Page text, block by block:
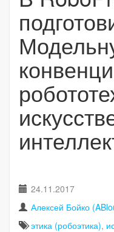
24.11.2017
Алексей Бойко
этика (робоэтика),